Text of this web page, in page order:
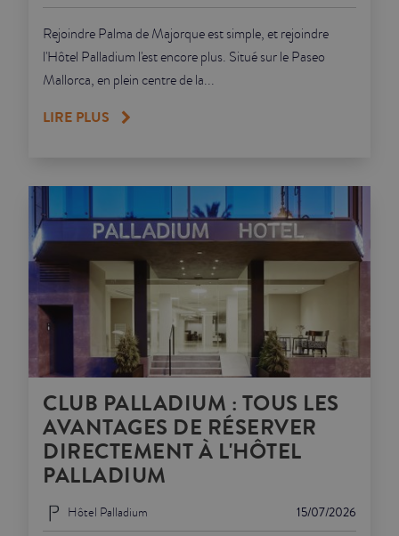
Rejoindre Palma de Majorque est simple, et rejoindre
l'Hôtel Palladium l'est encore plus. Situé sur le Paseo
Mallorca, en plein centre de la...
LIRE PLUS
CLUB PALLADIUM : TOUS LES
AVANTAGES DE RÉSERVER
DIRECTEMENT À L'HÔTEL
PALLADIUM
15/07/2026
Hôtel Palladium